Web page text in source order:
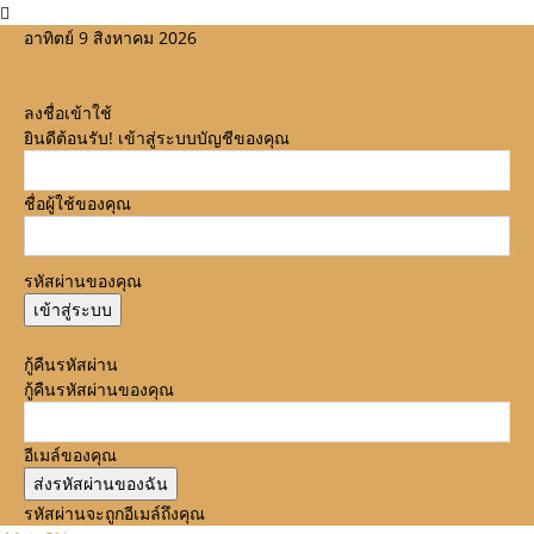
อาทิตย์ 9 สิงหาคม 2026
ลงชื่อเข้าใช้
ยินดีต้อนรับ! เข้าสู่ระบบบัญชีของคุณ
ชื่อผู้ใช้ของคุณ
รหัสผ่านของคุณ
กู้คืนรหัสผ่าน
กู้คืนรหัสผ่านของคุณ
อีเมล์ของคุณ
รหัสผ่านจะถูกอีเมล์ถึงคุณ